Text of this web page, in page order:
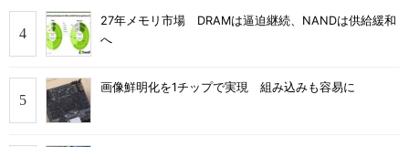
27年メモリ市場 DRAMは逼迫継続、NANDは供給緩和
へ
画像鮮明化を1チップで実現 組み込みも容易に